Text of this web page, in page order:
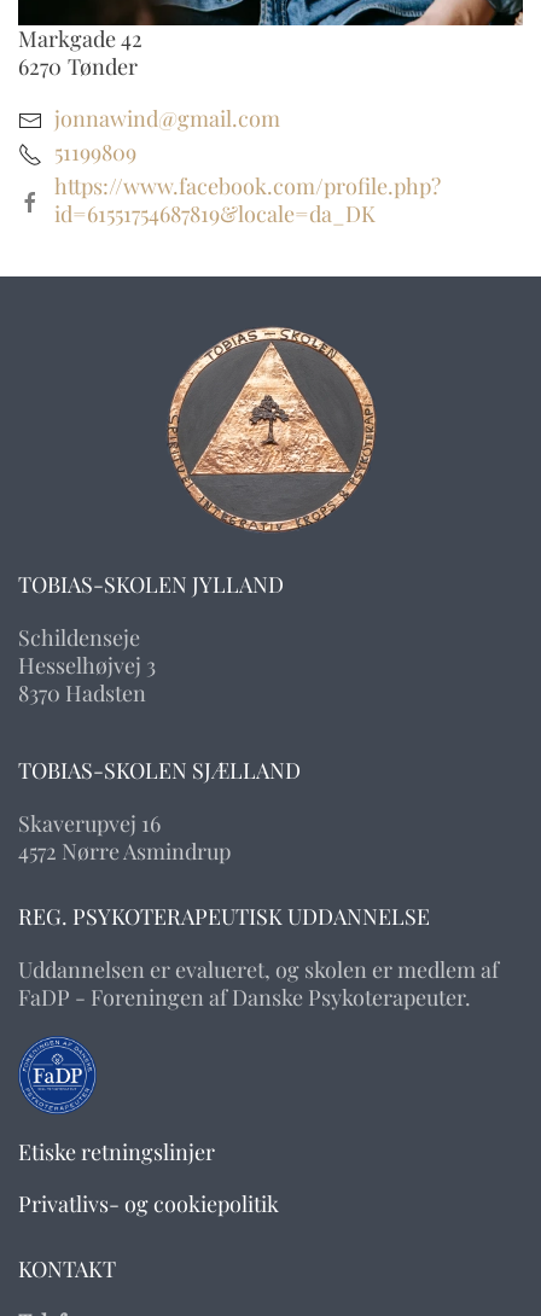
Markgade 42
6270 Tønder
jonnawind@gmail.com
51199809
https://www.facebook.com/profile.php?
id=61551754687819&locale=da_DK
TOBIAS-SKOLEN JYLLAND
Schildenseje
Hesselhøjvej 3
8370 Hadsten
TOBIAS-SKOLEN SJÆLLAND
Skaverupvej 16
4572 Nørre Asmindrup
REG. PSYKOTERAPEUTISK UDDANNELSE
Uddannelsen er evalueret, og skolen er medlem af
FaDP - Foreningen af Danske Psykoterapeuter.
Etiske retningslinjer
Privatlivs- og cookiepolitik
KONTAKT